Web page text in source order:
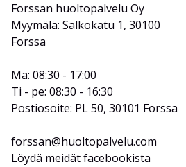
Forssan huoltopalvelu Oy
Myymälä: Salkokatu 1, 30100
Forssa
Ma: 08:30 - 17:00
Ti - pe: 08:30 - 16:30
Postiosoite: PL 50, 30101 Forssa
forssan@huoltopalvelu.com
Löydä meidät facebookista